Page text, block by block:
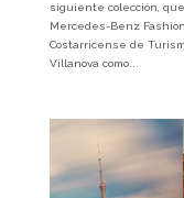
siguiente colección,
Mercedes-Benz
Costarricense de
Villanova como...